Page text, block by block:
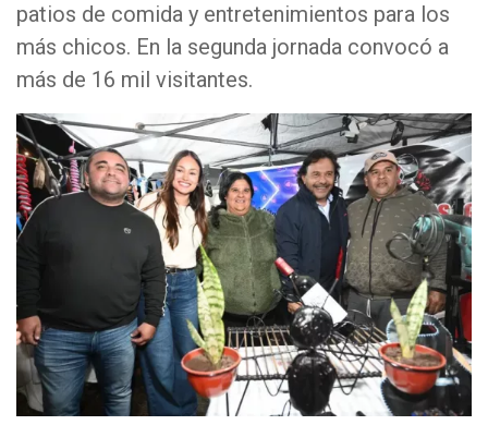
patios de comida y entretenimientos para los
más chicos. En la segunda jornada convocó a
más de 16 mil visitantes.